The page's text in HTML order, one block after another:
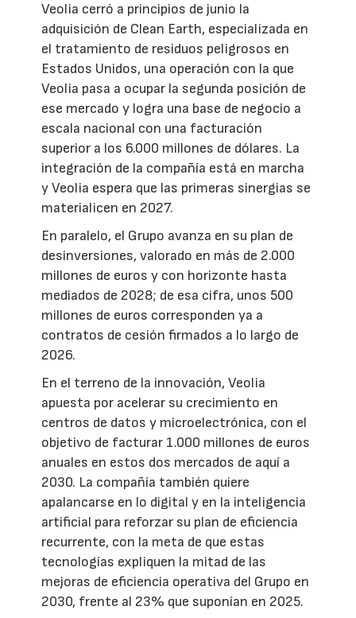
Veolia cerró a principios de junio la
adquisición de Clean Earth, especializada en
el tratamiento de residuos peligrosos en
Estados Unidos, una operación con la que
Veolia pasa a ocupar la segunda posición de
ese mercado y logra una base de negocio a
escala nacional con una facturación
superior a los 6.000 millones de dólares. La
integración de la compañía está en marcha
y Veolia espera que las primeras sinergias se
materialicen en 2027.
En paralelo, el Grupo avanza en su plan de
desinversiones, valorado en más de 2.000
millones de euros y con horizonte hasta
mediados de 2028; de esa cifra, unos 500
millones de euros corresponden ya a
contratos de cesión firmados a lo largo de
2026.
En el terreno de la innovación, Veolia
apuesta por acelerar su crecimiento en
centros de datos y microelectrónica, con el
objetivo de facturar 1.000 millones de euros
anuales en estos dos mercados de aquí a
2030. La compañía también quiere
apalancarse en lo digital y en la inteligencia
artificial para reforzar su plan de eficiencia
recurrente, con la meta de que estas
tecnologías expliquen la mitad de las
mejoras de eficiencia operativa del Grupo en
2030, frente al 23% que suponían en 2025.